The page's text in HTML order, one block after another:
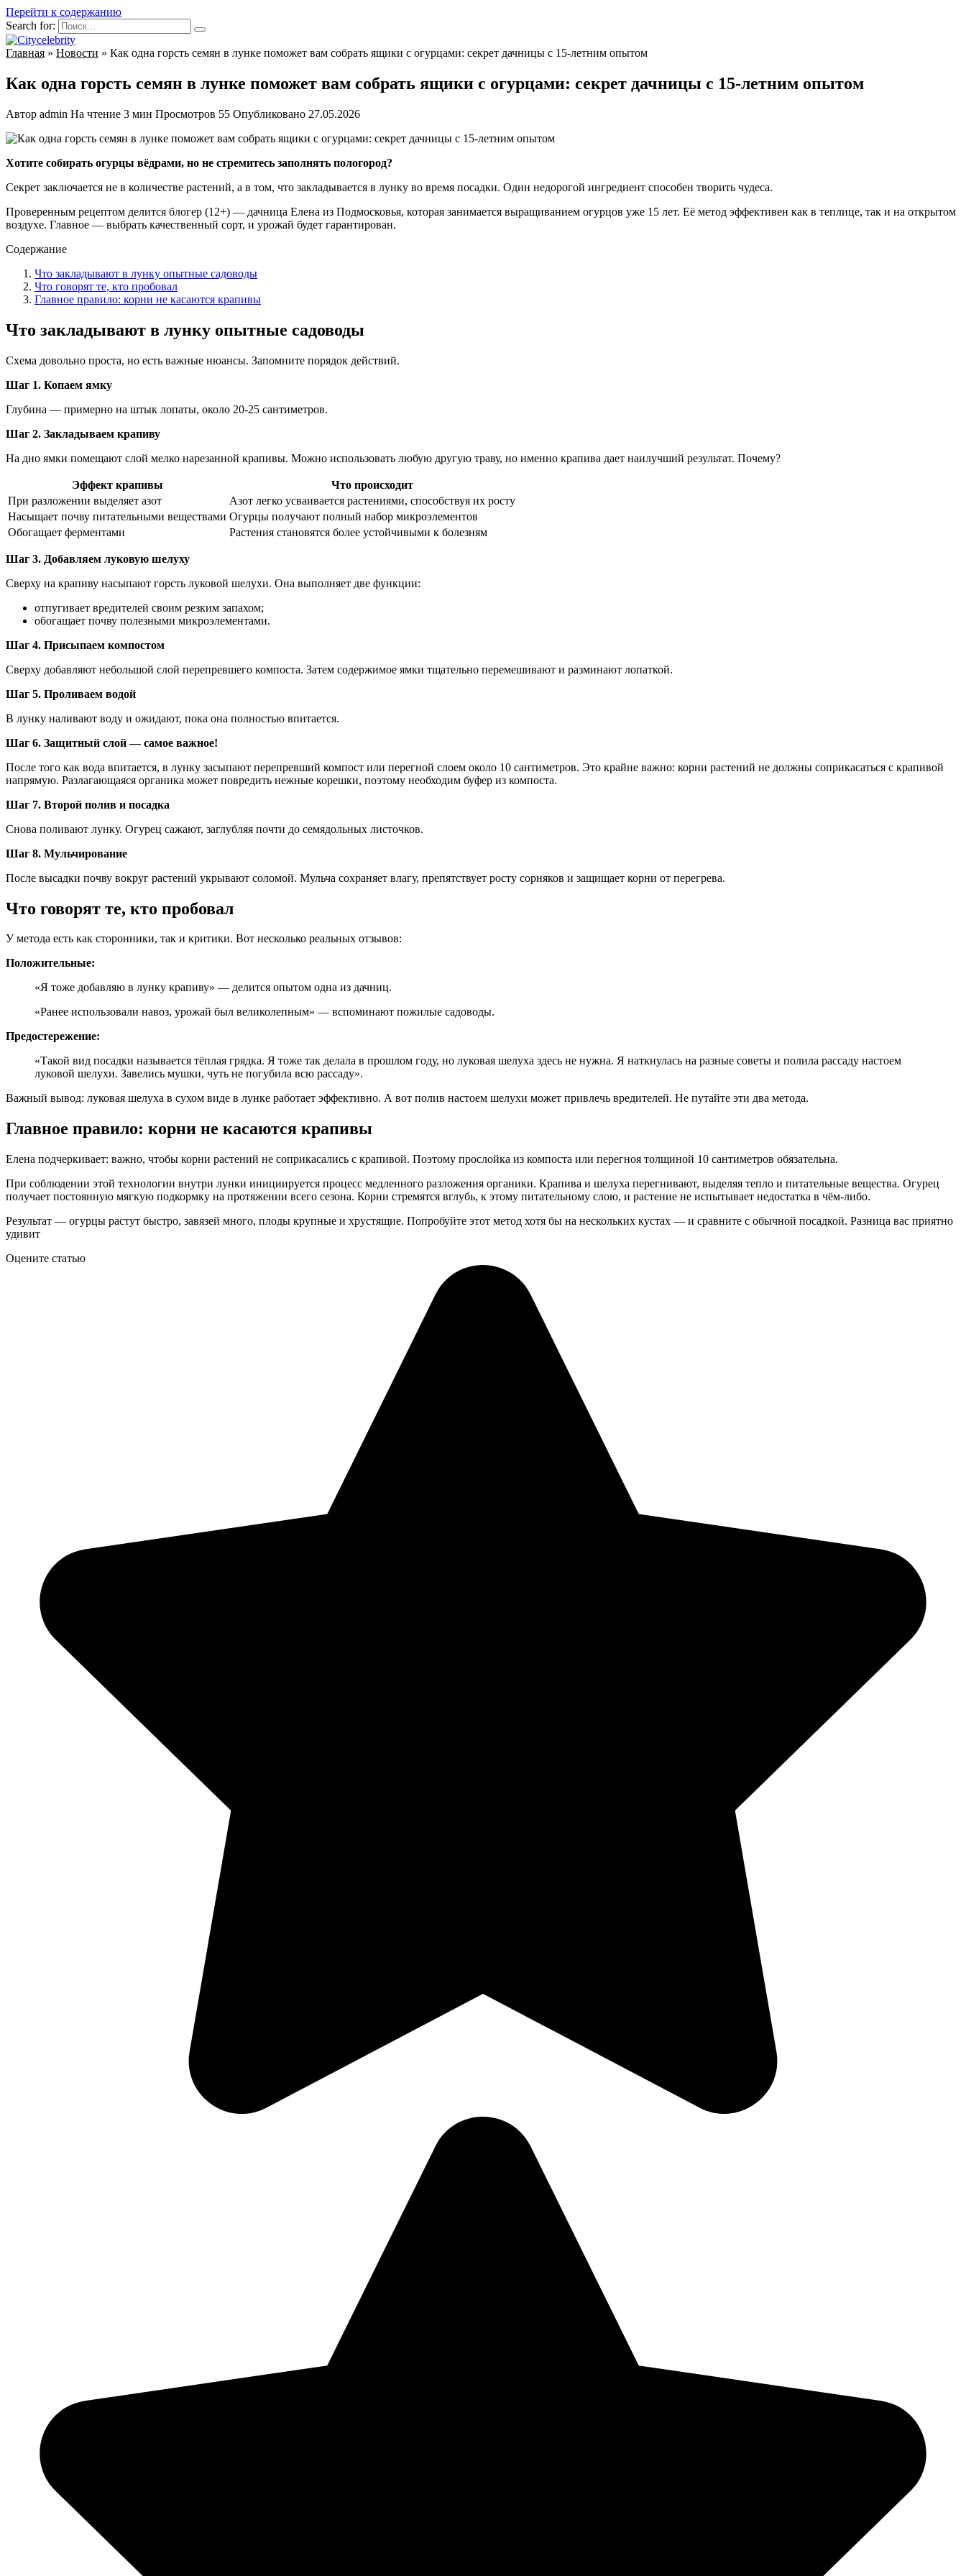
Перейти к содержанию
Search for:
Главная » Новости » Как одна горсть семян в лунке поможет вам собрать ящики с огурцами: секрет дачницы с 15-летним опытом
Как одна горсть семян в лунке поможет вам собрать ящики с огурцами: секрет дачницы с 15-летним опытом
Автор admin На чтение 3 мин Просмотров 55 Опубликовано 27.05.2026
Хотите собирать огурцы вёдрами, но не стремитесь заполнять пологород?
Секрет заключается не в количестве растений, а в том, что закладывается в лунку во время посадки. Один недорогой ингредиент способен творить чудеса.
Проверенным рецептом делится блогер (12+) — дачница Елена из Подмосковья, которая занимается выращиванием огурцов уже 15 лет. Её метод эффективен как в теплице, так и на открытом
воздухе. Главное — выбрать качественный сорт, и урожай будет гарантирован.
Содержание
Что закладывают в лунку опытные садоводы
Что говорят те, кто пробовал
Главное правило: корни не касаются крапивы
Что закладывают в лунку опытные садоводы
Схема довольно проста, но есть важные нюансы. Запомните порядок действий.
Шаг 1. Копаем ямку
Глубина — примерно на штык лопаты, около 20-25 сантиметров.
Шаг 2. Закладываем крапиву
На дно ямки помещают слой мелко нарезанной крапивы. Можно использовать любую другую траву, но именно крапива дает наилучший результат. Почему?
Эффект крапивы
Что происходит
При разложении выделяет азот
Азот легко усваивается растениями, способствуя их росту
Насыщает почву питательными веществами Огурцы получают полный набор микроэлементов
Обогащает ферментами
Растения становятся более устойчивыми к болезням
Шаг 3. Добавляем луковую шелуху
Сверху на крапиву насыпают горсть луковой шелухи. Она выполняет две функции:
отпугивает вредителей своим резким запахом;
обогащает почву полезными микроэлементами.
Шаг 4. Присыпаем компостом
Сверху добавляют небольшой слой перепревшего компоста. Затем содержимое ямки тщательно перемешивают и разминают лопаткой.
Шаг 5. Проливаем водой
В лунку наливают воду и ожидают, пока она полностью впитается.
Шаг 6. Защитный слой — самое важное!
После того как вода впитается, в лунку засыпают перепревший компост или перегной слоем около 10 сантиметров. Это крайне важно: корни растений не должны соприкасаться с крапивой
напрямую. Разлагающаяся органика может повредить нежные корешки, поэтому необходим буфер из компоста.
Шаг 7. Второй полив и посадка
Снова поливают лунку. Огурец сажают, заглубляя почти до семядольных листочков.
Шаг 8. Мульчирование
После высадки почву вокруг растений укрывают соломой. Мульча сохраняет влагу, препятствует росту сорняков и защищает корни от перегрева.
Что говорят те, кто пробовал
У метода есть как сторонники, так и критики. Вот несколько реальных отзывов:
Положительные:
«Я тоже добавляю в лунку крапиву» — делится опытом одна из дачниц.
«Ранее использовали навоз, урожай был великолепным» — вспоминают пожилые садоводы.
Предостережение:
«Такой вид посадки называется тёплая грядка. Я тоже так делала в прошлом году, но луковая шелуха здесь не нужна. Я наткнулась на разные советы и полила рассаду настоем
луковой шелухи. Завелись мушки, чуть не погубила всю рассаду».
Важный вывод: луковая шелуха в сухом виде в лунке работает эффективно. А вот полив настоем шелухи может привлечь вредителей. Не путайте эти два метода.
Главное правило: корни не касаются крапивы
Елена подчеркивает: важно, чтобы корни растений не соприкасались с крапивой. Поэтому прослойка из компоста или перегноя толщиной 10 сантиметров обязательна.
При соблюдении этой технологии внутри лунки инициируется процесс медленного разложения органики. Крапива и шелуха перегнивают, выделяя тепло и питательные вещества. Огурец
получает постоянную мягкую подкормку на протяжении всего сезона. Корни стремятся вглубь, к этому питательному слою, и растение не испытывает недостатка в чём-либо.
Результат — огурцы растут быстро, завязей много, плоды крупные и хрустящие. Попробуйте этот метод хотя бы на нескольких кустах — и сравните с обычной посадкой. Разница вас приятно
удивит
Оцените статью